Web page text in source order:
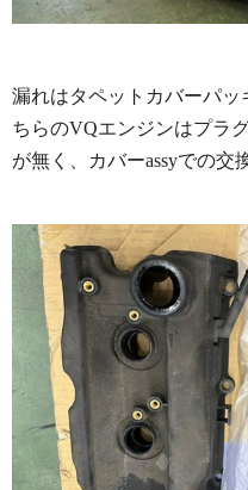
漏れはタペットカバーパッ
ちらのVQエンジンはプラ
が無く、カバーassyでの交